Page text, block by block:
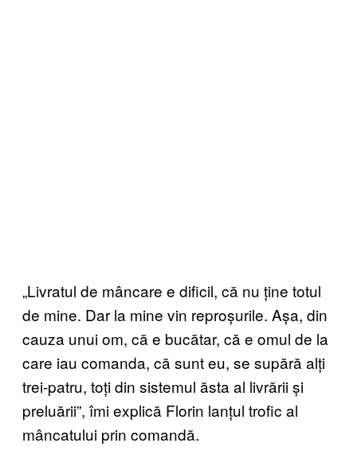
„Livratul de mâncare e dificil, că nu ține totul
de mine. Dar la mine vin reproșurile. Așa, din
cauza unui om, că e bucătar, că e omul de la
care iau comanda, că sunt eu, se supără alți
trei-patru, toți din sistemul ăsta al livrării și
preluării”, îmi explică Florin lanțul trofic al
mâncatului prin comandă.